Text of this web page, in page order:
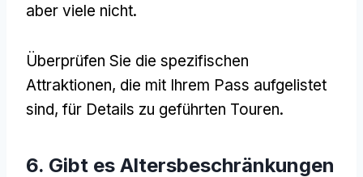
aber viele nicht.
Überprüfen Sie die spezifischen
Attraktionen, die mit Ihrem Pass aufgelistet
sind, für Details zu geführten Touren.
6. Gibt es Altersbeschränkungen